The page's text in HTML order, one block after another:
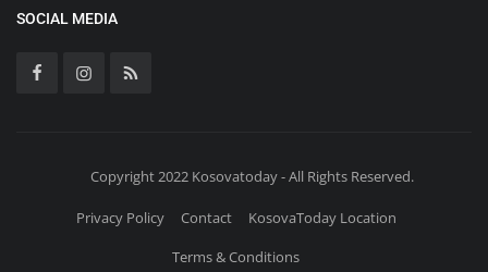
SOCIAL MEDIA
Copyright 2022 Kosovatoday - All Rights Reserved.
Privacy Policy Contact
KosovaToday Location
Terms & Conditions